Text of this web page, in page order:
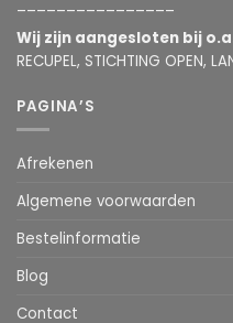
Wij zijn aangesloten bij
RECUPEL, STICHTING OPEN,
PAGINA’S
Afrekenen
Algemene voorwaarden
Bestelinformatie
Blog
Contact